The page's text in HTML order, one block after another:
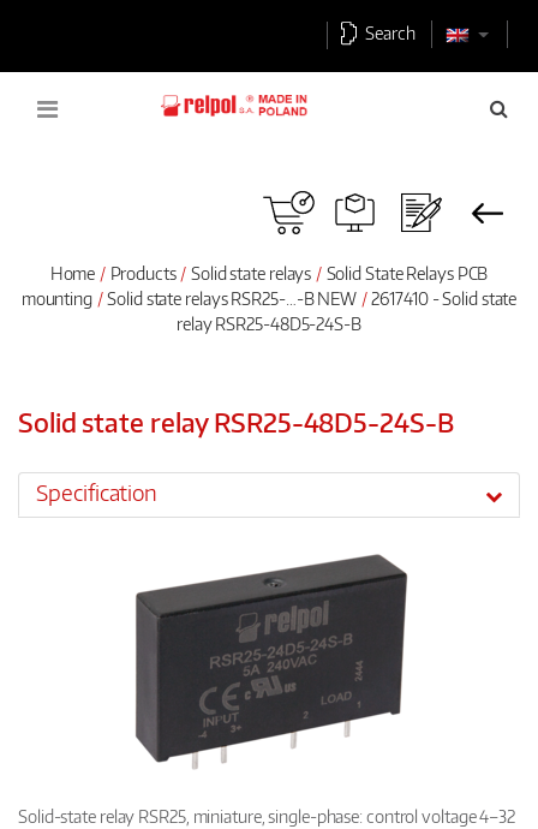
Search
Home Products Solid state relays
Solid State Relays PCB
mounting
Solid state relays RSR25-…-B NEW
2617410 - Solid state
relay RSR25-48D5-24S-B
Solid state relay RSR25-48D5-24S-B
Specification
Solid-state relay RSR25, miniature, single-phase: control voltage 4–32